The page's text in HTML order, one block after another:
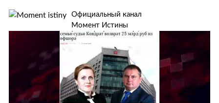
Официальный канал
Момент Истины